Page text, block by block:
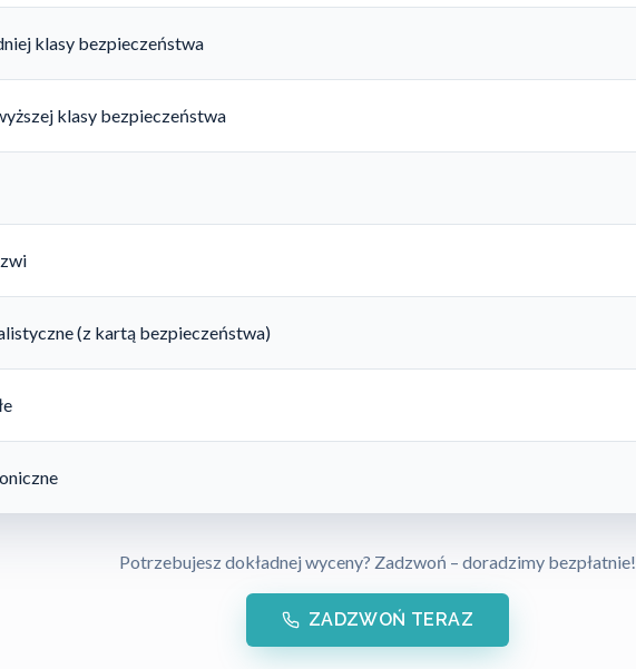
klasy bezpieczeństwa
klasy bezpieczeństwa
(z kartą bezpieczeństwa)
Potrzebujesz dokładnej wyceny? Zadzwoń – doradzimy bezpłatnie!
ZADZWOŃ TERAZ